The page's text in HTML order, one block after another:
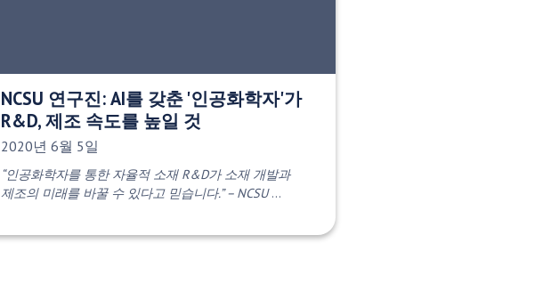
NCSU 연구진: AI를 갖춘 '인공화학자'가
R&D, 제조 속도를 높일 것
게시 날짜:
2020년 6월 5일
“인공화학자를 통한 자율적 소재 R&D가 소재 개발과
제조의 미래를 바꿀 수 있다고 믿습니다.” – NCSU…